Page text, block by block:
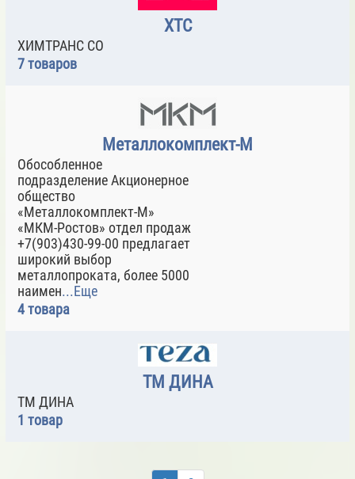
ХТС
ХИМТРАНС СО
7 товаров
Металлокомплект-М
Обособленное
подразделение Акционерное
общество
«Металлокомплект-М»
«МКМ-Ростов» отдел продаж
+7(903)430-99-00 предлагает
широкий выбор
металлопроката, более 5000
наимен...Еще
4 товара
ТМ ДИНА
ТМ ДИНА
1 товар